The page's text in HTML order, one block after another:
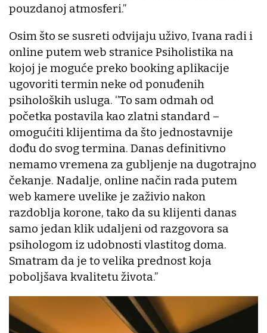
pouzdanoj atmosferi.’’
Osim što se susreti odvijaju uživo, Ivana radi i
online putem web stranice Psiholistika na
kojoj je moguće preko booking aplikacije
ugovoriti termin neke od ponuđenih
psiholoških usluga. ‘’To sam odmah od
početka postavila kao zlatni standard –
omogućiti klijentima da što jednostavnije
dođu do svog termina. Danas definitivno
nemamo vremena za gubljenje na dugotrajno
čekanje. Nadalje, online način rada putem
web kamere uvelike je zaživio nakon
razdoblja korone, tako da su klijenti danas
samo jedan klik udaljeni od razgovora sa
psihologom iz udobnosti vlastitog doma.
Smatram da je to velika prednost koja
poboljšava kvalitetu života.’’